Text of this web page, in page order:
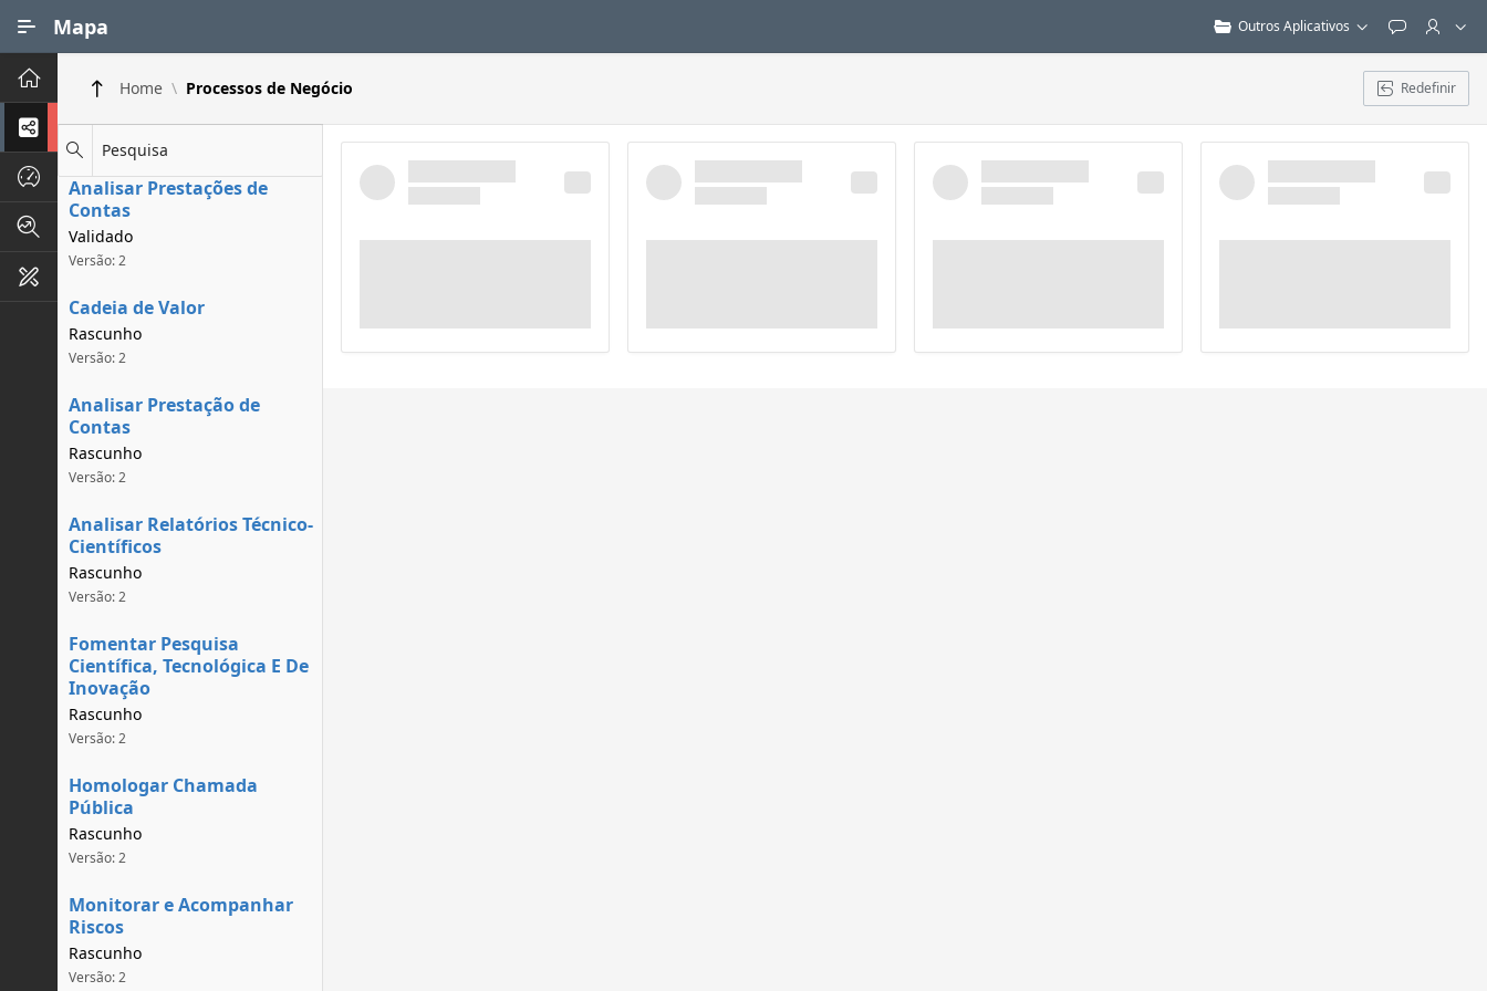
Mapa Outros Aplicativos Feedback
Processos de Negócios
Dados INPI
Home Processos de Negócio Redefinir
Pesquisa
Analisar Prestações de
Contas
Validado
Versão: 2
Cadeia de Valor
Rascunho
Versão: 2
Analisar Prestação de
Contas
Rascunho
Versão: 2
Analisar Relatórios Técnico-
Científicos
Rascunho
Versão: 2
Fomentar Pesquisa
Científica, Tecnológica E De
Inovação
Rascunho
Versão: 2
Homologar Chamada
Pública
Rascunho
Versão: 2
Monitorar e Acompanhar
Riscos
Rascunho
Versão: 2